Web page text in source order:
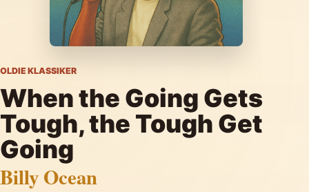
OLDIE KLASSIKER
When the Going Gets
Tough, the Tough Get
Going
Billy Ocean